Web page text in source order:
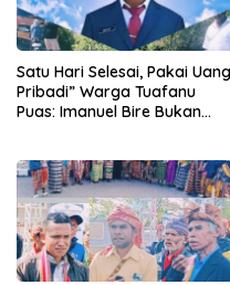
Satu Hari Selesai, Pakai Uang
Pribadi” Warga Tuafanu
Puas: Imanuel Bire Bukan